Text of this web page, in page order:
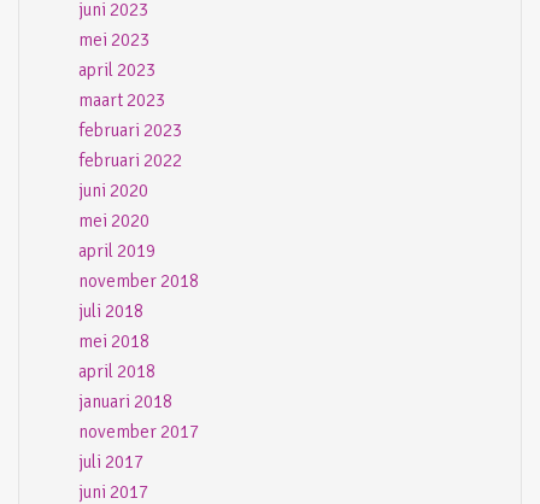
juni 2023
mei 2023
april 2023
maart 2023
februari 2023
februari 2022
juni 2020
mei 2020
april 2019
november 2018
juli 2018
mei 2018
april 2018
januari 2018
november 2017
juli 2017
juni 2017